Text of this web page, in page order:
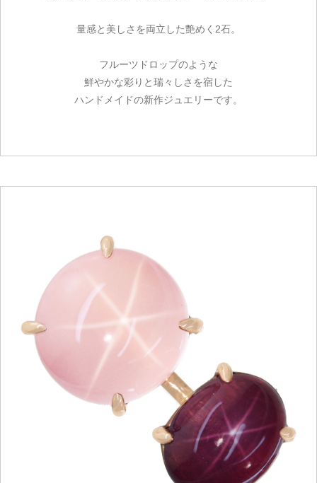
量感と美しさを両立した艶めく2石。
フルーツドロップのような
鮮やかな彩りと瑞々しさを宿した
ハンドメイドの新作ジュエリーです。